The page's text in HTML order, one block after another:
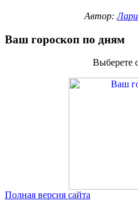
Автор:
Ваш гороскоп по дням
Выберете
Полная версия сайта